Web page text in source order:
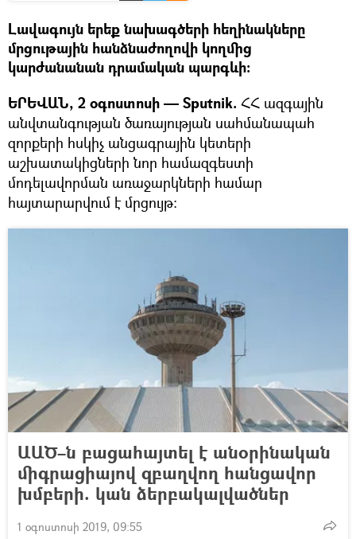
Լավագույն երեք նախագծերի հեղինակները
մրցութային հանձնաժողովի կողմից
կարժանանան դրամական պարգևի:
ԵՐԵՎԱՆ, 2 օգոստոսի — Sputnik. ՀՀ ազգային
անվտանգության ծառայության սահմանապահ
զորքերի հսկիչ անցագրային կետերի
աշխատակիցների նոր համազգեստի
մոդելավորման առաջարկների համար
հայտարարվում է մրցույթ:
ԱԱԾ–ն բացահայտել է անօրինական
միգրացիայով զբաղվող հանցավոր
խմբերի. կան ձերբակալվածներ
1 օգոստոսի 2019, 09:55